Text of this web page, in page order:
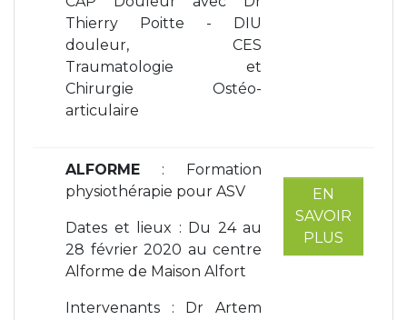
Thierry Poitte - DIU
douleur, CES
Traumatologie et
Chirurgie Ostéo-
articulaire
ALFORME : Formation
physiothérapie pour ASV
Dates et lieux : Du 24 au
28 février 2020 au centre
Alforme de Maison Alfort
Intervenants : Dr Artem
EN
SAVOIR
PLUS